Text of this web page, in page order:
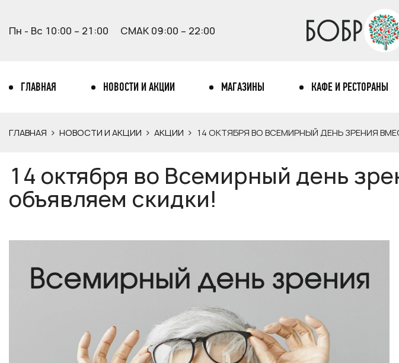
Пн - Вс 10:00 – 21:00 СМАК 09:00 – 22:00
ГЛАВНАЯ НОВОСТИ И АКЦИИ МАГАЗИНЫ КАФЕ И РЕСТОРАНЫ
ГЛАВНАЯ НОВОСТИ И АКЦИИ АКЦИИ 14 ОКТЯБРЯ ВО ВСЕМИРНЫЙ ДЕНЬ ЗРЕНИЯ
14 октября во Всемирный день
объявляем скидки!